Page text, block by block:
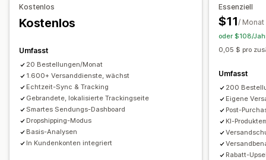
Benachrichtigungen
Übersetzung
Benutzerdefinierte Benachrichtigungen
Automatisierungen
E-Mail-Benachrichtigungen
Bestellupdates
Kostenlos
Kostenlos
Umfasst
20 Bestellungen/Monat
1.600+ Versanddienste, wächst
Echtzeit-Sync & Tracking
Gebrandete, lokalisierte Trackingseite
Smartes Sendungs-Dashboard
Dropshipping-Modus
Basis-Analysen
In Kundenkonten integriert
Essenziell
$11/ Monat
oder $108/
0,05 $ pro
Umfasst
200
Eigene
Post-
KI-
Rabatt-